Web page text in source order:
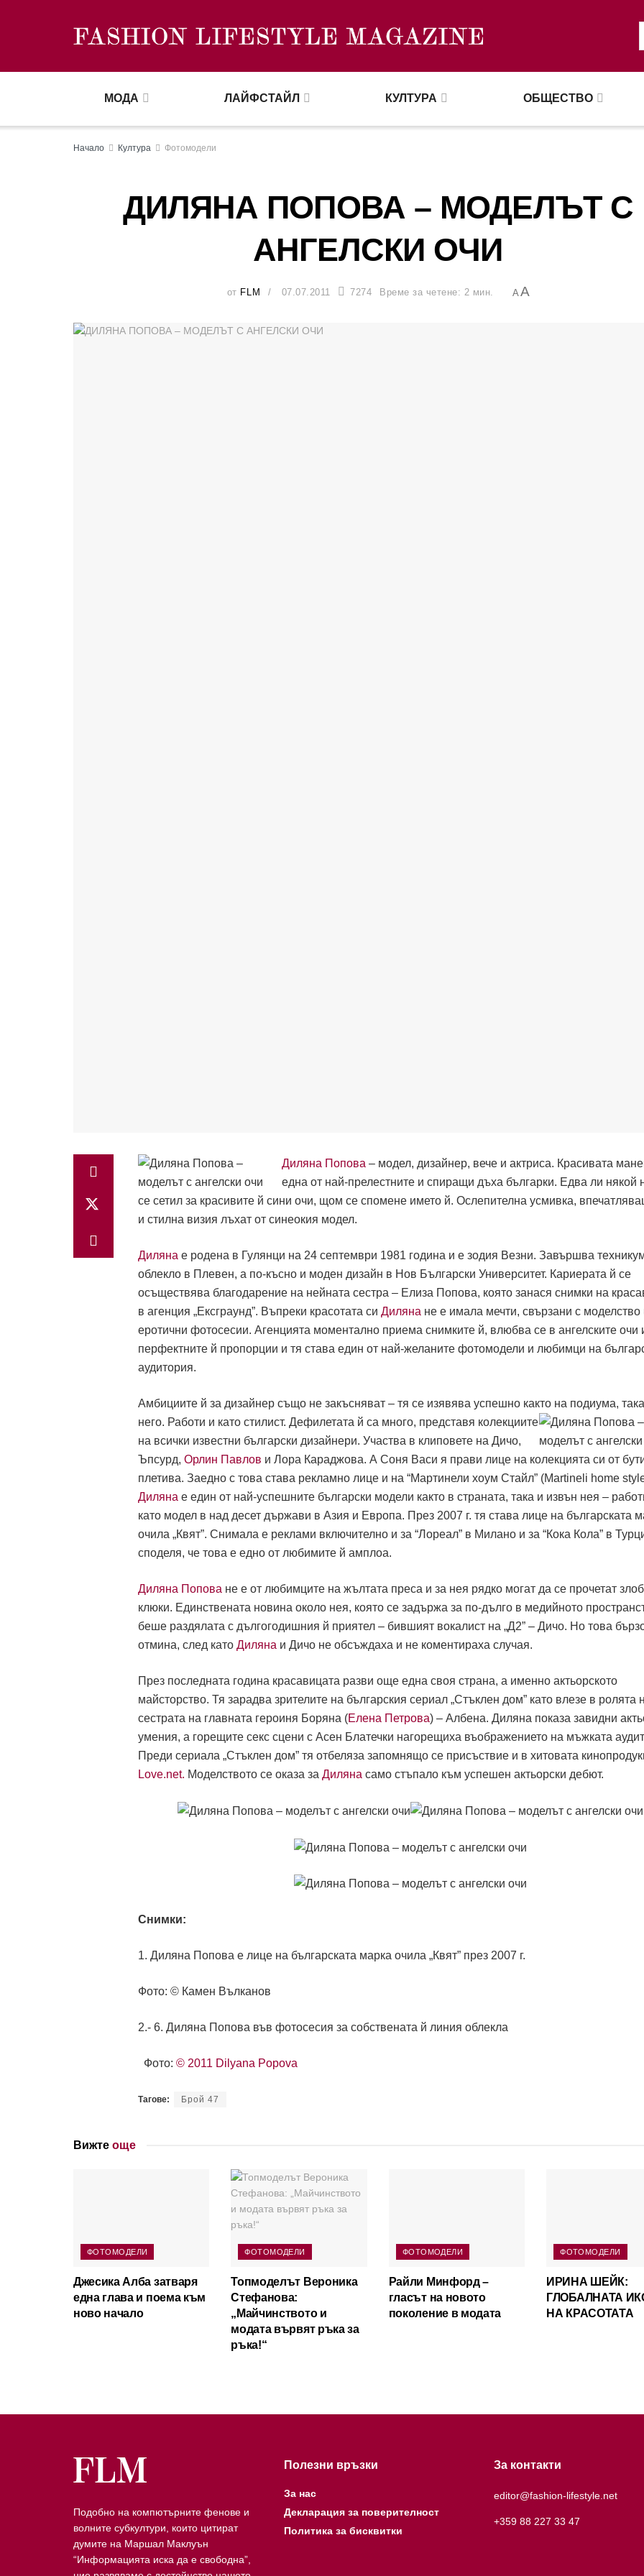
МОДА ЛАЙФСТАЙЛ КУЛТУРА ОБЩЕСТВО
Начало Култура Фотомодели
ДИЛЯНА ПОПОВА – МОДЕЛЪТ С
АНГЕЛСКИ ОЧИ
от FLM 07.07.2011 7274 Време за четене: 2 мин. AA
Диляна Попова – модел, дизайнер, вече и актриса. Красивата
една от най-прелестните и спиращи дъха българки. Едва ли някой
се сетил за красивите й сини очи, щом се спомене името й. Ослепителна усмивка,
и стилна визия лъхат от синеокия модел.
Диляна е родена в Гулянци на 24 септември 1981 година и е зодия Везни. Завършва
облекло в Плевен, а по-късно и моден дизайн в Нов Български Университет. Кариерата й се
осъществява благодарение на нейната сестра – Елиза Попова, която занася снимки на
в агенция „Ексграунд”. Въпреки красотата си Диляна не е имала мечти, свързани с моделство
еротични фотосесии. Агенцията моментално приема снимките й, влюбва се в ангелските очи
перфектните й пропорции и тя става един от най-желаните фотомодели и любимци на
аудитория.
Амбициите й за дизайнер също не закъсняват – тя се изявява успешно както на подиума,
него. Работи и като стилист. Дефилетата й са много, представя колекциите
на всички известни български дизайнери. Участва в клиповете на Дичо,
Ъпсурд, Орлин Павлов и Лора Караджова. А Соня Васи я прави лице на колекцията си от
плетива. Заедно с това става рекламно лице и на “Мартинели хоум Стайл” (Martineli home
Диляна е един от най-успешните български модели както в страната, така и извън нея –
като модел в над десет държави в Азия и Европа. През 2007 г. тя става лице на българската
очила „Квят”. Снимала е реклами включително и за “Лореал” в Милано и за “Кока Кола” в
споделя, че това е едно от любимите й амплоа.
Диляна Попова не е от любимците на жълтата преса и за нея рядко могат да се прочетат
клюки. Единствената новина около нея, която се задържа за по-дълго в медийното
беше раздялата с дългогодишния й приятел – бившият вокалист на „Д2” – Дичо. Но това
отмина, след като Диляна и Дичо не обсъждаха и не коментираха случая.
През последната година красавицата разви още една своя страна, а именно актьорското
майсторство. Тя зарадва зрителите на българския сериал „Стъклен дом” като влезе в ролята
сестрата на главната героиня Боряна (Елена Петрова) – Албена. Диляна показа завидни
умения, а горещите секс сцени с Асен Блатечки нагорещиха въображението на мъжката
Преди сериала „Стъклен дом” тя отбеляза запомнящо се присъствие и в хитовата
Love.net. Моделството се оказа за Диляна само стъпало към успешен актьорски дебют.
Снимки:
1. Диляна Попова е лице на българската марка очила „Квят” през 2007 г.
Фото: © Камен Вълканов
2.- 6. Диляна Попова във фотосесия за собствената й линия облекла
Фото: © 2011 Dilyana Popova
Тагове: Брой 47
Вижте още
ФОТОМОДЕЛИ
Джесика Алба затваря
една глава и поема към
ново начало
ФОТОМОДЕЛИ
Топмоделът Вероника
Стефанова:
„Майчинството и
модата вървят ръка за
ръка!“
ФОТОМОДЕЛИ
Райли Минфорд –
гласът на новото
поколение в модата
ФОТОМОДЕЛИ
ИРИНА ШЕЙК:
ГЛОБАЛНАТА
НА КРАСОТАТА
Подобно на компютърните фенове и
волните субкултури, които цитират
думите на Маршал Маклуън
“Информацията иска да е свободна”,
Полезни връзки
За нас
Декларация за поверителност
Политика за бисквитки
За контакти
editor@fashion-lifestyle.net
+359 88 227 33 47